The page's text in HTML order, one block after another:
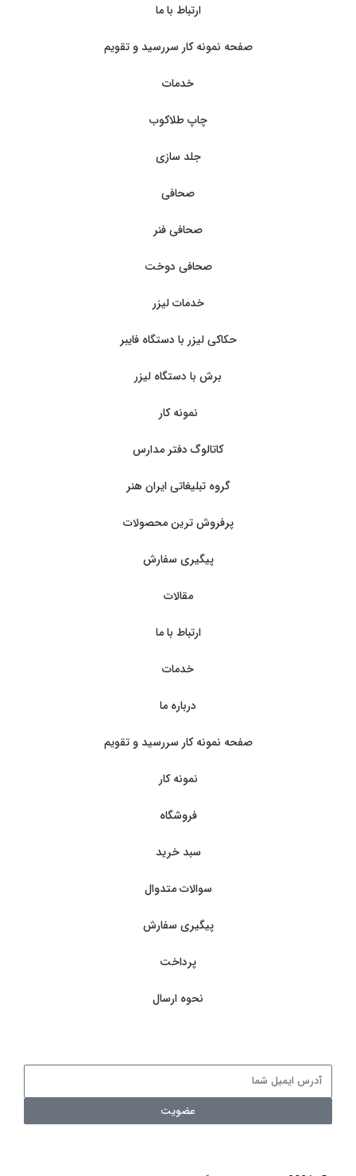
ارتباط با ما
صفحه نمونه کار سررسید و تقویم
خدمات
چاپ طلاکوب
جلد سازی
صحافی
صحافی فنر
صحافی دوخت
خدمات لیزر
حکاکی لیزر با دستگاه فایبر
برش با دستگاه لیزر
نمونه کار
کاتالوگ دفتر مدارس
گروه تبلیغاتی ایران هنر
پرفروش ترین محصولات
پیگیری سفارش
مقالات
ارتباط با ما
خدمات
درباره ما
صفحه نمونه کار سررسید و تقویم
نمونه کار
فروشگاه
سبد خرید
سوالات متدوال
پیگیری سفارش
پرداخت
نحوه ارسال
عضویت